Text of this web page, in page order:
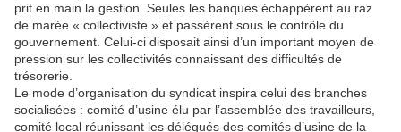
prit en main la gestion. Seules les banques échappèrent au raz
de marée « collectiviste » et passèrent sous le contrôle du
gouvernement. Celui-ci disposait ainsi d’un important moyen de
pression sur les collectivités connaissant des difficultés de
trésorerie.
Le mode d’organisation du syndicat inspira celui des branches
socialisées : comité d’usine élu par l’assemblée des travailleurs,
comité local réunissant les délégués des comités d’usine de la